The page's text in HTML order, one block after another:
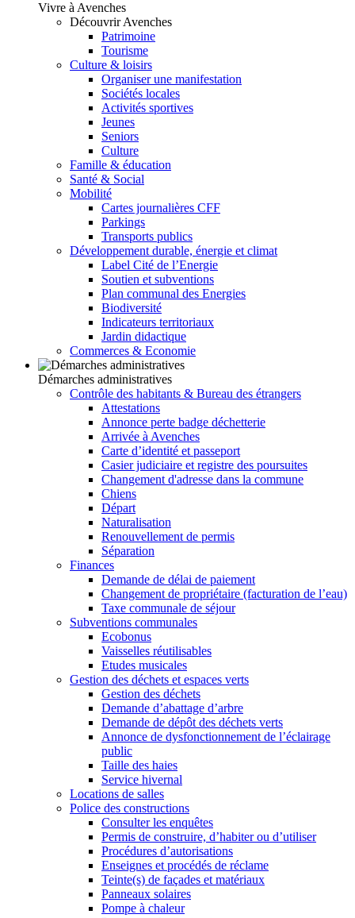
Vivre à Avenches
Découvrir Avenches
Patrimoine
Tourisme
Culture & loisirs
Organiser une manifestation
Sociétés locales
Activités sportives
Jeunes
Seniors
Culture
Famille & éducation
Santé & Social
Mobilité
Cartes journalières CFF
Parkings
Transports publics
Développement durable, énergie et climat
Label Cité de l’Energie
Soutien et subventions
Plan communal des Energies
Biodiversité
Indicateurs territoriaux
Jardin didactique
Commerces & Economie
Démarches administratives
Contrôle des habitants & Bureau des étrangers
Attestations
Annonce perte badge déchetterie
Arrivée à Avenches
Carte d’identité et passeport
Casier judiciaire et registre des poursuites
Changement d'adresse dans la commune
Chiens
Départ
Naturalisation
Renouvellement de permis
Séparation
Finances
Demande de délai de paiement
Changement de propriétaire (facturation de l’eau)
Taxe communale de séjour
Subventions communales
Ecobonus
Vaisselles réutilisables
Etudes musicales
Gestion des déchets et espaces verts
Gestion des déchets
Demande d’abattage d’arbre
Demande de dépôt des déchets verts
Annonce de dysfonctionnement de l’éclairage
public
Taille des haies
Service hivernal
Locations de salles
Police des constructions
Consulter les enquêtes
Permis de construire, d’habiter ou d’utiliser
Procédures d’autorisations
Enseignes et procédés de réclame
Teinte(s) de façades et matériaux
Panneaux solaires
Pompe à chaleur